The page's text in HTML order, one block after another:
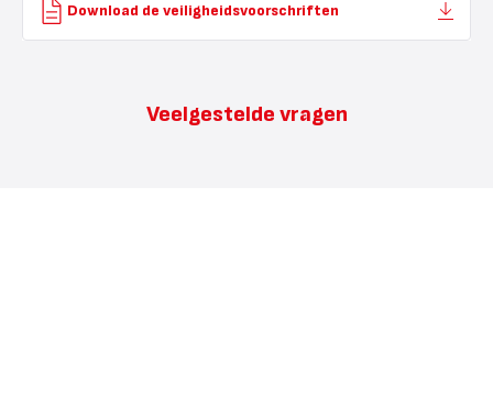
Download de veiligheidsvoorschriften
Veelgestelde vragen